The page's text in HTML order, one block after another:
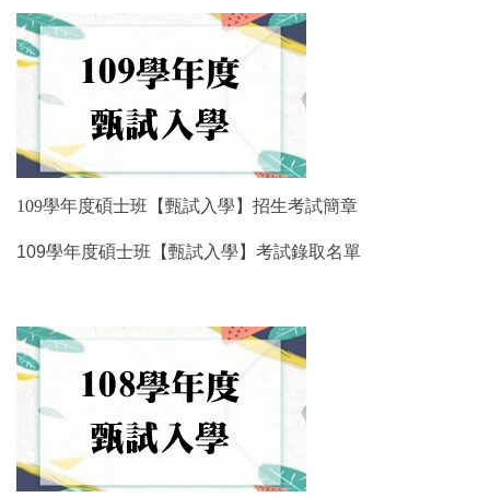
109學年度碩士班【甄試入學】招生考試簡章
109學年度碩士班【甄試入學】考試錄取名單